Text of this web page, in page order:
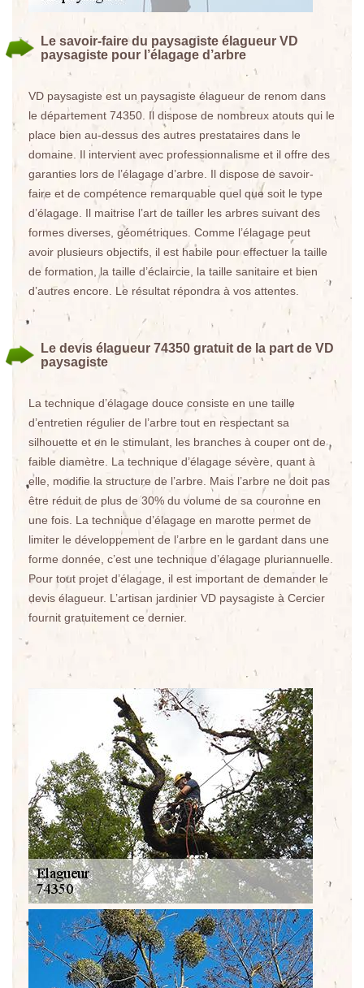
Le savoir-faire du paysagiste élagueur VD
paysagiste pour l’élagage d’arbre
VD paysagiste est un paysagiste élagueur de renom dans
le département 74350. Il dispose de nombreux atouts qui le
place bien au-dessus des autres prestataires dans le
domaine. Il intervient avec professionnalisme et il offre des
garanties lors de l’élagage d’arbre. Il dispose de savoir-
faire et de compétence remarquable quel que soit le type
d’élagage. Il maitrise l’art de tailler les arbres suivant des
formes diverses, géométriques. Comme l’élagage peut
avoir plusieurs objectifs, il est habile pour effectuer la taille
de formation, la taille d’éclaircie, la taille sanitaire et bien
d’autres encore. Le résultat répondra à vos attentes.
Le devis élagueur 74350 gratuit de la part de VD
paysagiste
La technique d’élagage douce consiste en une taille
d’entretien régulier de l’arbre tout en respectant sa
silhouette et en le stimulant, les branches à couper ont de
faible diamètre. La technique d’élagage sévère, quant à
elle, modifie la structure de l’arbre. Mais l’arbre ne doit pas
être réduit de plus de 30% du volume de sa couronne en
une fois. La technique d’élagage en marotte permet de
limiter le développement de l’arbre en le gardant dans une
forme donnée, c’est une technique d’élagage pluriannuelle.
Pour tout projet d’élagage, il est important de demander le
devis élagueur. L’artisan jardinier VD paysagiste à Cercier
fournit gratuitement ce dernier.